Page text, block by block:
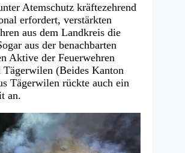
Atemschutz kräftezehrend
erfordert, verstärkten
aus dem Landkreis die
aus der benachbarten
Aktive der Feuerwehren
(Beides Kanton
Tägerwilen rückte auch ein
an.